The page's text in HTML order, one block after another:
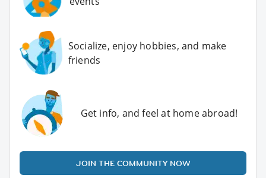
Socialize, enjoy hobbies, and make
friends
Get info, and feel at home abroad!
JOIN THE COMMUNITY NOW